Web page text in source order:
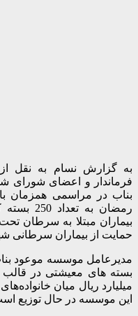
به گزارش نسام به نقل از
فرماندار و اعضای شورای
بناب در مراسمی همزمان
رمضان
بیماران مبتلا به سرطان
حمایت از بیماران سرطانی
مدیرعامل موسسه موعود
میلیارد ریال میان
این موسسه در حال توزیع